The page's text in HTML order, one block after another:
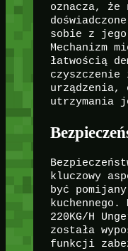
oznacza, że
sobie z jego
Mechanizm
łatwością
czyszczenie
urządzenia,
utrzymania
kluczowy
być
kuchennego.
220KG/H
została
funkcji